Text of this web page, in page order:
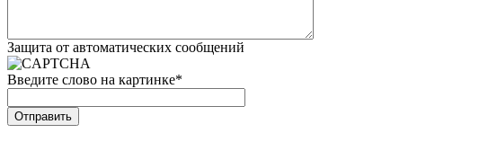
Защита от автоматических сообщений
Введите слово на картинке*